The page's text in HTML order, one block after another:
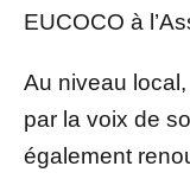
EUCOCO à
Au niveau local,
par la voix de
également